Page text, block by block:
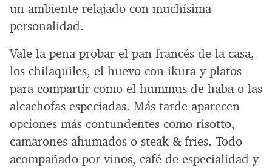
un ambiente relajado con muchísima
personalidad.
Vale la pena probar el pan francés de la casa,
los chilaquiles, el huevo con ikura y platos
para compartir como el hummus de haba o las
alcachofas especiadas. Más tarde aparecen
opciones más contundentes como risotto,
camarones ahumados o steak & fries. Todo
acompañado por vinos, café de especialidad y